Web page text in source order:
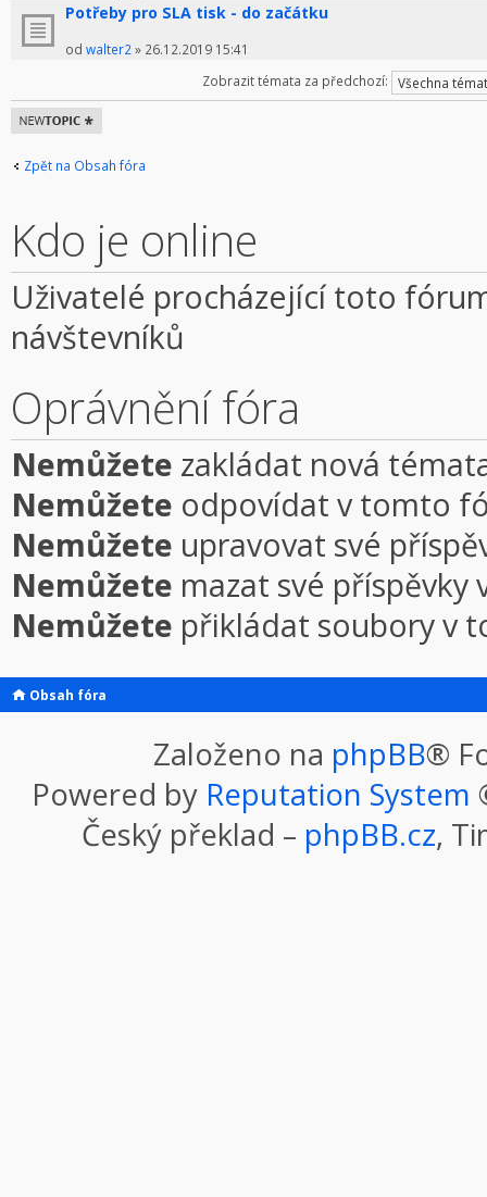
Potřeby pro SLA tisk - do začátku
od walter2» 26.12.2019 15:41
Zobrazit témata za předchozí:
Odeslat nové
téma
Zpět na Obsah fóra
Kdo je online
Uživatelé procházející toto
návštevníků
Oprávnění fóra
Nemůžete zakládat nová
Nemůžete odpovídat v tomto
Nemůžete upravovat své
Nemůžete mazat své
Nemůžete přikládat soubory v
Obsah fóra
Založeno na phpBB®
Powered by Reputation System
Český překlad – phpBB.cz,